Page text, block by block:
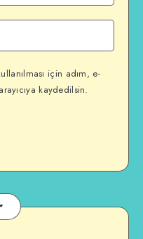
için adım, e-
kaydedilsin.